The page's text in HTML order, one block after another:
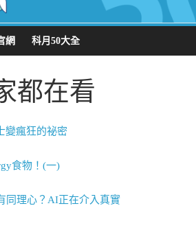
網 科月50大全
都在看
變瘋狂的祕密
食物！(一)
同理心？AI正在介入真實